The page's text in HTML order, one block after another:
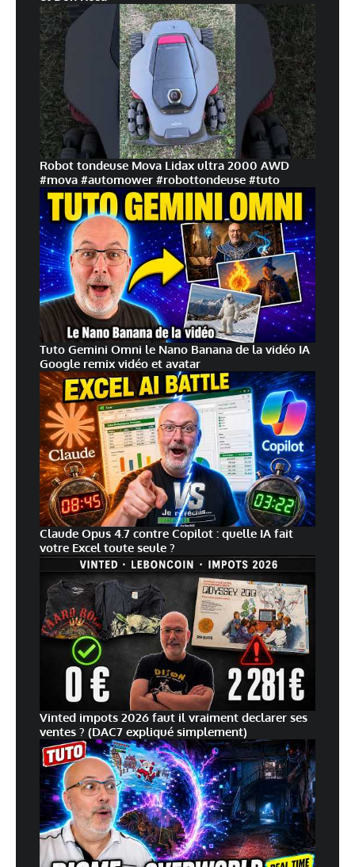
Robot tondeuse Mova Lidax ultra 2000 AWD
#mova #automower #robottondeuse #tuto
Tuto Gemini Omni le Nano Banana de la vidéo IA
Google remix vidéo et avatar
Claude Opus 4.7 contre Copilot : quelle IA fait
votre Excel toute seule ?
Vinted impots 2026 faut il vraiment declarer ses
ventes ? (DAC7 expliqué simplement)